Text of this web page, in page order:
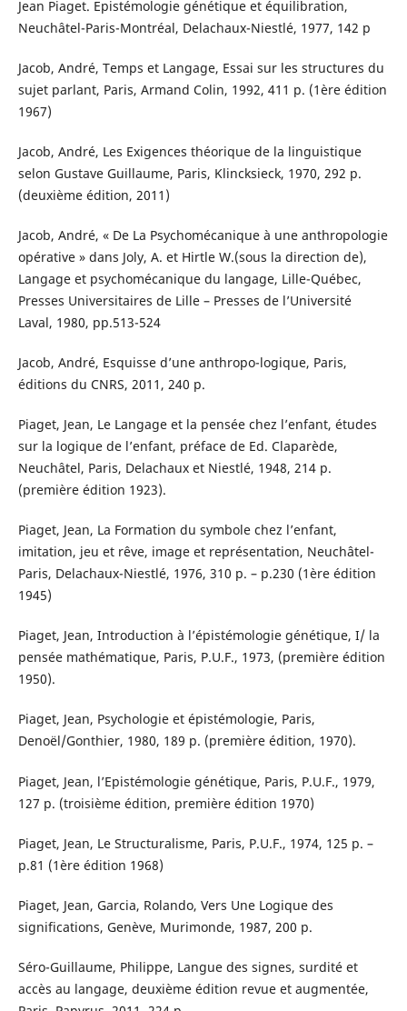
Jean Piaget. Epistémologie génétique et équilibration,
Neuchâtel-Paris-Montréal, Delachaux-Niestlé, 1977, 142 p
Jacob, André, Temps et Langage, Essai sur les structures du
sujet parlant, Paris, Armand Colin, 1992, 411 p. (1ère édition
1967)
Jacob, André, Les Exigences théorique de la linguistique
selon Gustave Guillaume, Paris, Klincksieck, 1970, 292 p.
(deuxième édition, 2011)
Jacob, André, « De La Psychomécanique à une anthropologie
opérative » dans Joly, A. et Hirtle W.(sous la direction de),
Langage et psychomécanique du langage, Lille-Québec,
Presses Universitaires de Lille – Presses de l’Université
Laval, 1980, pp.513-524
Jacob, André, Esquisse d’une anthropo-logique, Paris,
éditions du CNRS, 2011, 240 p.
Piaget, Jean, Le Langage et la pensée chez l’enfant, études
sur la logique de l’enfant, préface de Ed. Claparède,
Neuchâtel, Paris, Delachaux et Niestlé, 1948, 214 p.
(première édition 1923).
Piaget, Jean, La Formation du symbole chez l’enfant,
imitation, jeu et rêve, image et représentation, Neuchâtel-
Paris, Delachaux-Niestlé, 1976, 310 p. – p.230 (1ère édition
1945)
Piaget, Jean, Introduction à l’épistémologie génétique, I/ la
pensée mathématique, Paris, P.U.F., 1973, (première édition
1950).
Piaget, Jean, Psychologie et épistémologie, Paris,
Denoël/Gonthier, 1980, 189 p. (première édition, 1970).
Piaget, Jean, l’Epistémologie génétique, Paris, P.U.F., 1979,
127 p. (troisième édition, première édition 1970)
Piaget, Jean, Le Structuralisme, Paris, P.U.F., 1974, 125 p. –
p.81 (1ère édition 1968)
Piaget, Jean, Garcia, Rolando, Vers Une Logique des
significations, Genève, Murimonde, 1987, 200 p.
Séro-Guillaume, Philippe, Langue des signes, surdité et
accès au langage, deuxième édition revue et augmentée,